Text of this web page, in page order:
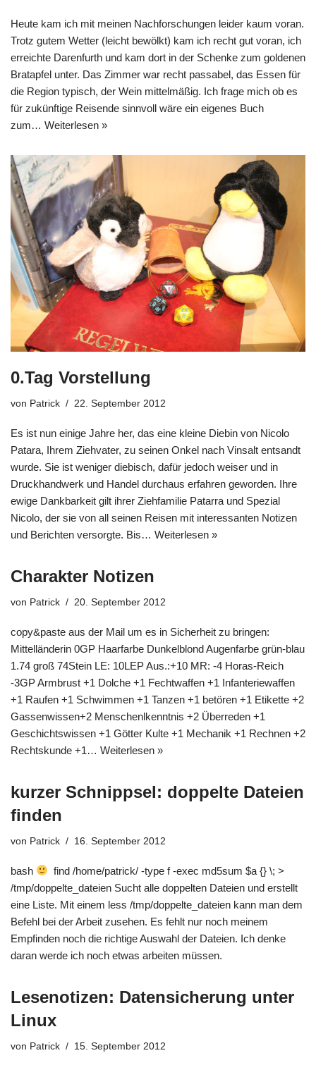
Heute kam ich mit meinen Nachforschungen leider kaum voran.
Trotz gutem Wetter (leicht bewölkt) kam ich recht gut voran, ich
erreichte Darenfurth und kam dort in der Schenke zum goldenen
Bratapfel unter. Das Zimmer war recht passabel, das Essen für
die Region typisch, der Wein mittelmäßig. Ich frage mich ob es
für zukünftige Reisende sinnvoll wäre ein eigenes Buch
zum… Weiterlesen »
0.Tag Vorstellung
von Patrick 22. September 2012
Es ist nun einige Jahre her, das eine kleine Diebin von Nicolo
Patara, Ihrem Ziehvater, zu seinen Onkel nach Vinsalt entsandt
wurde. Sie ist weniger diebisch, dafür jedoch weiser und in
Druckhandwerk und Handel durchaus erfahren geworden. Ihre
ewige Dankbarkeit gilt ihrer Ziehfamilie Patarra und Spezial
Nicolo, der sie von all seinen Reisen mit interessanten Notizen
und Berichten versorgte. Bis… Weiterlesen »
Charakter Notizen
von Patrick 20. September 2012
copy&paste aus der Mail um es in Sicherheit zu bringen:
Mittelländerin 0GP Haarfarbe Dunkelblond Augenfarbe grün-blau
1.74 groß 74Stein LE: 10LEP Aus.:+10 MR: -4 Horas-Reich
-3GP Armbrust +1 Dolche +1 Fechtwaffen +1 Infanteriewaffen
+1 Raufen +1 Schwimmen +1 Tanzen +1 betören +1 Etikette +2
Gassenwissen+2 Menschenlkenntnis +2 Überreden +1
Geschichtswissen +1 Götter Kulte +1 Mechanik +1 Rechnen +2
Rechtskunde +1… Weiterlesen »
kurzer Schnippsel: doppelte Dateien
finden
von Patrick 16. September 2012
bash
find /home/patrick/ -type f -exec md5sum $a {} \; >
/tmp/doppelte_dateien Sucht alle doppelten Dateien und erstellt
eine Liste. Mit einem less /tmp/doppelte_dateien kann man dem
Befehl bei der Arbeit zusehen. Es fehlt nur noch meinem
Empfinden noch die richtige Auswahl der Dateien. Ich denke
daran werde ich noch etwas arbeiten müssen.
Lesenotizen: Datensicherung unter
Linux
von Patrick 15. September 2012